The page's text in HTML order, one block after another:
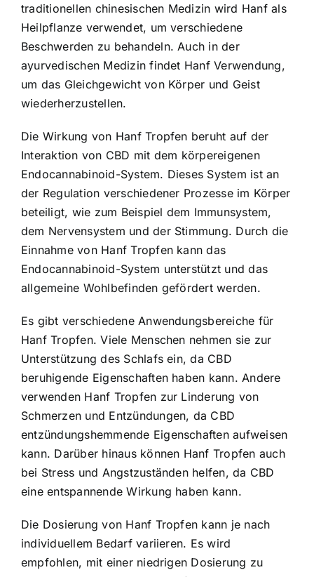
traditionellen chinesischen Medizin wird Hanf als
Heilpflanze verwendet, um verschiedene
Beschwerden zu behandeln. Auch in der
ayurvedischen Medizin findet Hanf Verwendung,
um das Gleichgewicht von Körper und Geist
wiederherzustellen.
Die Wirkung von Hanf Tropfen beruht auf der
Interaktion von CBD mit dem körpereigenen
Endocannabinoid-System. Dieses System ist an
der Regulation verschiedener Prozesse im Körper
beteiligt, wie zum Beispiel dem Immunsystem,
dem Nervensystem und der Stimmung. Durch die
Einnahme von Hanf Tropfen kann das
Endocannabinoid-System unterstützt und das
allgemeine Wohlbefinden gefördert werden.
Es gibt verschiedene Anwendungsbereiche für
Hanf Tropfen. Viele Menschen nehmen sie zur
Unterstützung des Schlafs ein, da CBD
beruhigende Eigenschaften haben kann. Andere
verwenden Hanf Tropfen zur Linderung von
Schmerzen und Entzündungen, da CBD
entzündungshemmende Eigenschaften aufweisen
kann. Darüber hinaus können Hanf Tropfen auch
bei Stress und Angstzuständen helfen, da CBD
eine entspannende Wirkung haben kann.
Die Dosierung von Hanf Tropfen kann je nach
individuellem Bedarf variieren. Es wird
empfohlen, mit einer niedrigen Dosierung zu